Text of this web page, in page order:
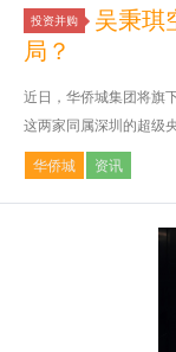
投资并购
吴秉琪
局？
近日，华侨城集团将旗
这两家同属深圳的超级
华侨城 资讯